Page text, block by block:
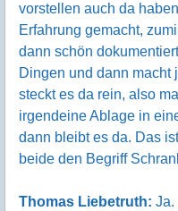
vorstellen auch da
Erfahrung gemacht,
dann schön
Dingen und dann macht
steckt es da rein, also
irgendeine Ablage in
dann bleibt es da. Das
beide den Begriff
Thomas Liebetruth: Ja.